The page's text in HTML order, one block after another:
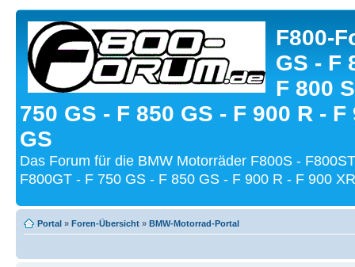
F800-
GS - F
F 800
750 GS - F 850 GS - F 900 R - F
GS
Das Forum für die BMW Motorräder F800S -
F800GT - F 750 GS - F 850 GS - F 900 R - F 900
Portal » Foren-Übersicht » BMW-Motorrad-Portal